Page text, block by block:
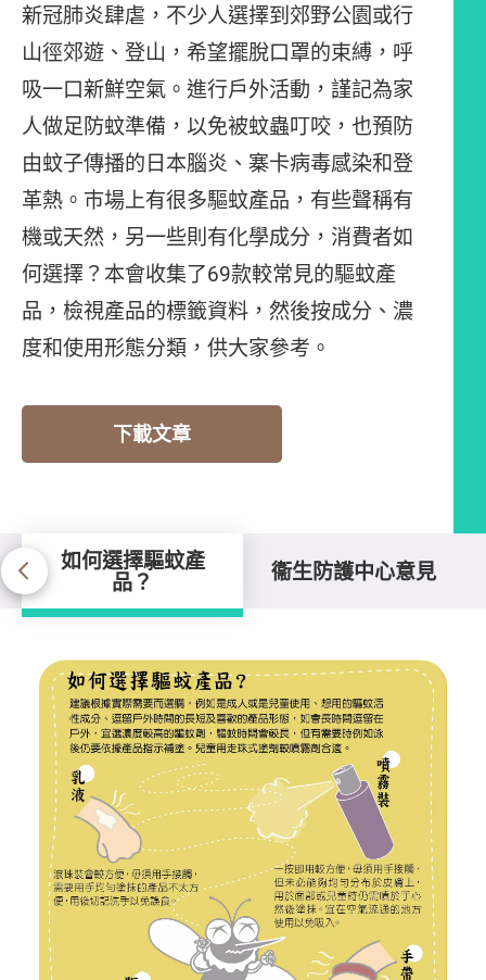
新冠肺炎肆虐，不少人選擇到郊野公園或行
山徑郊遊、登山，希望擺脫口罩的束縛，呼
吸一口新鮮空氣。進行戶外活動，謹記為家
人做足防蚊準備，以免被蚊蟲叮咬，也預防
由蚊子傳播的日本腦炎、寨卡病毒感染和登
革熱。巿場上有很多驅蚊產品，有些聲稱有
機或天然，另一些則有化學成分，消費者如
何選擇？本會收集了69款較常見的驅蚊產
品，檢視產品的標籤資料，然後按成分、濃
度和使用形態分類，供大家參考。
下載文章
如何選擇驅蚊產
品？ 衞生防護中心意見
如何選擇驅蚊產品？